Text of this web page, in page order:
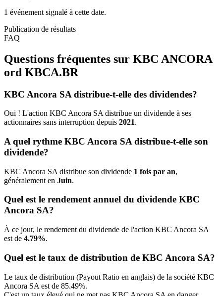
1 événement signalé à cette date.
Publication de résultats
FAQ
Questions fréquentes sur KBC ANCORA
ord KBCA.BR
KBC Ancora SA distribue-t-elle des dividendes?
Oui ! L'action KBC Ancora SA distribue un dividende à ses
actionnaires sans interruption depuis 2021.
A quel rythme KBC Ancora SA distribue-t-elle son
dividende?
KBC Ancora SA distribue son dividende 1 fois par an,
généralement en Juin.
Quel est le rendement annuel du dividende KBC
Ancora SA?
À ce jour, le rendement du dividende de l'action KBC Ancora SA
est de 4.79%.
Quel est le taux de distribution de KBC Ancora SA?
Le taux de distribution (Payout Ratio en anglais) de la société KBC
Ancora SA est de 85.49%.